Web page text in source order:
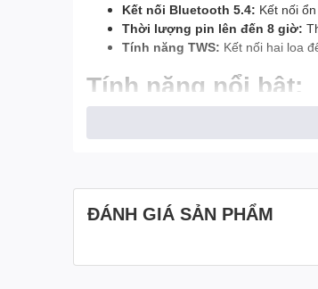
Kết nối Bluetooth 5.4: Kết nối
Thời lượng pin lên đến 8 giờ:
Tính năng TWS: Kết nối hai loa
Tính năng nổi bật:
Kích thước:[Chi tiết kích thước]
Trọng lượng:[Chi tiết trọng lượng]
ĐÁNH GIÁ SẢN PHẨM